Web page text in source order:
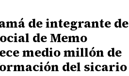
de integrante de
de Memo
medio millón de
del sicario